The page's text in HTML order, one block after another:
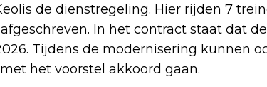
de dienstregeling. Hier rijden 7
In het contract staat dat
Tijdens de modernisering kunnen
het voorstel akkoord gaan.